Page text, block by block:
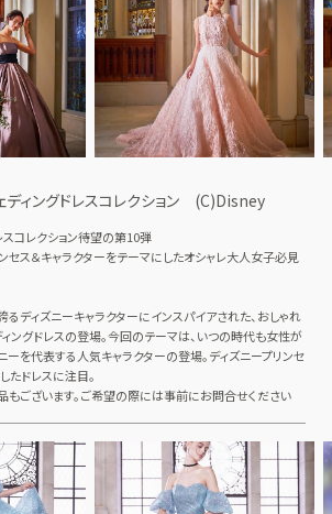
ディングドレスコレクション (C)Disney
スコレクション待望の第10弾
セス＆キャラクターをテーマにしたオシャレ大人女子必見
ディズニーキャラクターにインスパイアされた、おしゃれ
ングドレスの登場。今回のテーマは、いつの時代も女性が
ーを代表する人気キャラクターの登場。ディズニープリンセ
たドレスに注目。
ございます。ご希望の際には事前にお問合せください